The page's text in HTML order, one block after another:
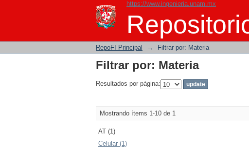
https://www.ingenieria.unam.mx
Filtrar por: Materia
RepoFI Principal → Filtrar por: Materia
Filtrar por: Materia
Resultados por página:
Mostrando ítems 1-10 de 1
AT (1)
Celular (1)